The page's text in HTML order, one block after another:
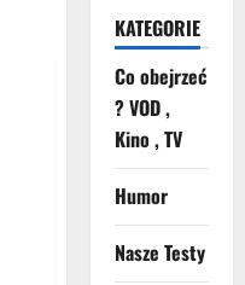
KATEGORIE
Co obejrzeć
? VOD ,
Kino , TV
Humor
Nasze Testy